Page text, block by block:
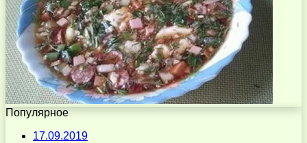
Популярное
17.09.2019